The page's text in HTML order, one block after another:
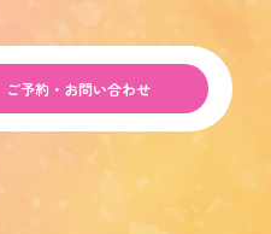
ご予約・お問い合わせ